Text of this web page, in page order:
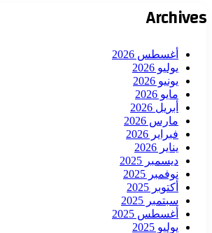
Archives
أغسطس 2026
يوليو 2026
يونيو 2026
مايو 2026
أبريل 2026
مارس 2026
فبراير 2026
يناير 2026
ديسمبر 2025
نوفمبر 2025
أكتوبر 2025
سبتمبر 2025
أغسطس 2025
يوليو 2025